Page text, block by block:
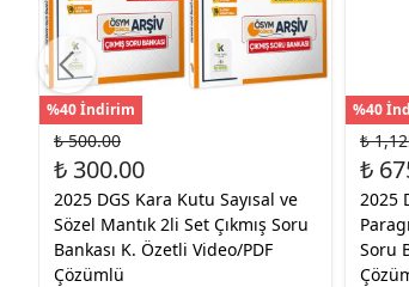
%40 İndirim
₺ 500.00
₺ 300.00
2025 DGS Kara Kutu Sayısal ve
Sözel Mantık 2li Set Çıkmış Soru
Bankası K. Özetli Video/PDF
Çözümlü
%40
₺
₺
2025
Soru